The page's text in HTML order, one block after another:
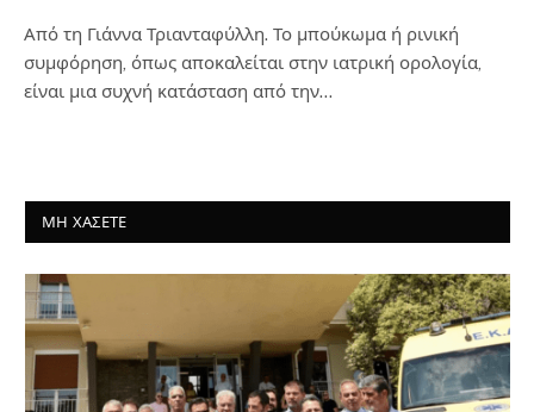
Από τη Γιάννα Τριανταφύλλη. Το μπούκωμα ή ρινική
συμφόρηση, όπως αποκαλείται στην ιατρική ορολογία,
είναι μια συχνή κατάσταση από την…
ΜΗ ΧΑΣΕΤΕ